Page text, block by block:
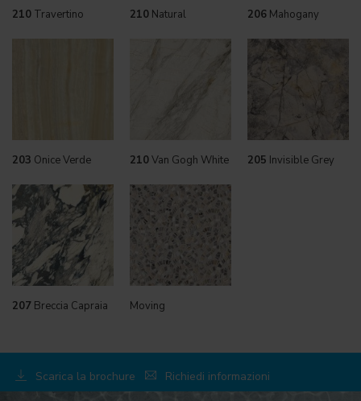
210 Travertino 210Natural 206Mahogany
203 Onice Verde 210Van Gogh White 205 Invisible Grey
207 Breccia Capraia Moving
Scarica la brochure Richiedi informazioni